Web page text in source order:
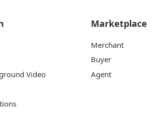
Video
Marketplace
Merchant
Buyer
Agent